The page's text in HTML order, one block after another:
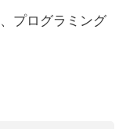
プログラミング